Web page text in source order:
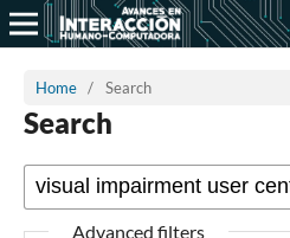
Home / Search
Search
Advanced filters